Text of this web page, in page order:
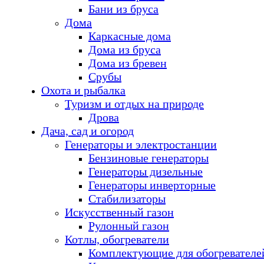
Бани из бруса
Дома
Каркасные дома
Дома из бруса
Дома из бревен
Срубы
Охота и рыбалка
Туризм и отдых на природе
Дрова
Дача, сад и огород
Генераторы и электростанции
Бензиновые генераторы
Генераторы дизельные
Генераторы инверторные
Стабилизаторы
Искусственный газон
Рулонный газон
Котлы, обогреватели
Комплектующие для